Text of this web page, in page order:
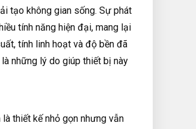
tạo không gian sống. Sự phát
tính năng hiện đại, mang lại
tính linh hoạt và độ bền đã
những lý do giúp thiết bị này
thiết kế nhỏ gọn nhưng vẫn